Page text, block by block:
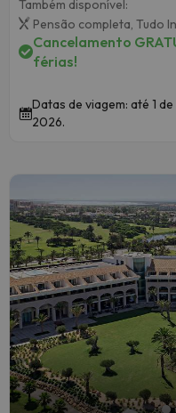
Também disponível:
Pensão completa, Tudo
Cancelamento
férias!
Datas de viagem: até 1
2026.